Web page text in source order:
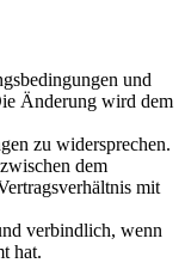
und
Änderung wird dem
zu widersprechen.
dem
mit
verbindlich, wenn
hat.